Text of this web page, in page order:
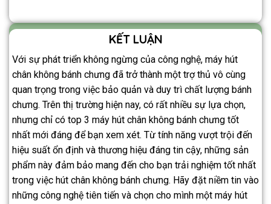
KẾT LUẬN
Với sự phát triển không ngừng của công nghệ, máy hút
chân không bánh chưng đã trở thành một trợ thủ vô cùng
quan trọng trong việc bảo quản và duy trì chất lượng bánh
chưng. Trên thị trường hiện nay, có rất nhiều sự lựa chọn,
nhưng chỉ có top 3 máy hút chân không bánh chưng tốt
nhất mới đáng để bạn xem xét. Từ tính năng vượt trội đến
hiệu suất ổn định và thương hiệu đáng tin cậy, những sản
phẩm này đảm bảo mang đến cho bạn trải nghiệm tốt nhất
trong việc hút chân không bánh chưng. Hãy đặt niềm tin vào
những công nghệ tiên tiến và chọn cho mình một máy hút